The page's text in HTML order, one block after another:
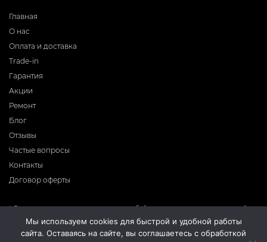
Главная
О нас
Оплата и доставка
Trade-in
Гарантия
Акции
Ремонт
Блог
Отзывы
Частые вопросы
Контакты
Договор оферты
* Фирма-производитель оставляет за собой право на внесение изменений в
программное обеспечение, дизайн и комплектацию приборов без
предварительного уведомления. Во избежание недоразумений при покупке
приборов уточняйте информацию о комплектации, наличию и цене у
Мы используем cookies для быстрой и удобной работы
сайта. Оставаясь на сайте, вы соглашаетесь с обработкой